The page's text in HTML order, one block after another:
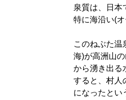
泉質は、日本
特に海沿い(
このねぶた温
海)が高洲山
から湧き出る
すると、村人
になったとい